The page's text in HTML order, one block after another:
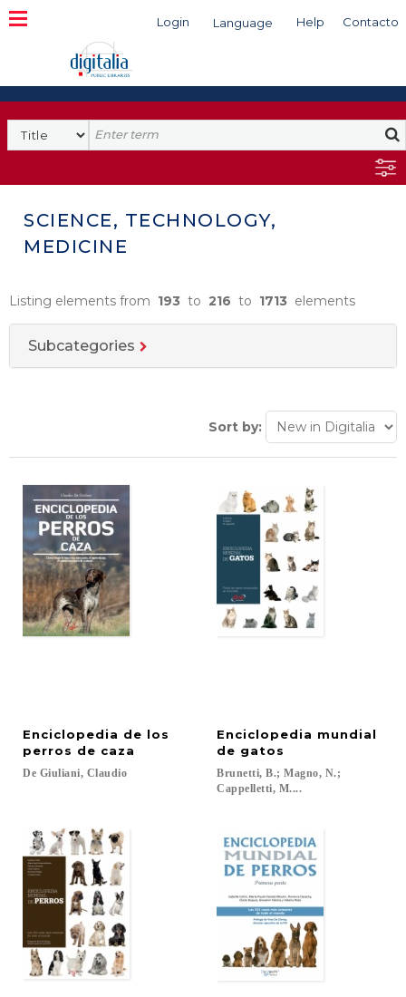
Login Language Help Contacto
Search
SCIENCE, TECHNOLOGY,
MEDICINE
Listing elements from 193 to 216 to 1713 elements
Subcategories
Sort by:
Enciclopedia de los
perros de caza
De Giuliani, Claudio
Enciclopedia mundial
de gatos
Brunetti, B.; Magno, N.;
Cappelletti, M....